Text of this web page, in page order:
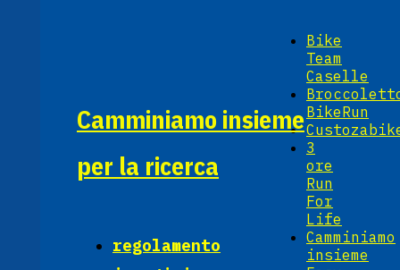
Camminiamo insieme
per la ricerca
regolamento
Bike
Team
Caselle
BikeRun
3
ore
Run
For
Life
Camminiamo
insieme